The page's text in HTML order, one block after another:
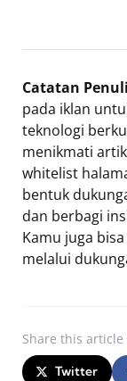
Catatan
pada iklan
teknologi
menikmati
whitelist
bentuk
dan berbagi
Kamu juga
melalui
Share this article
Twitter